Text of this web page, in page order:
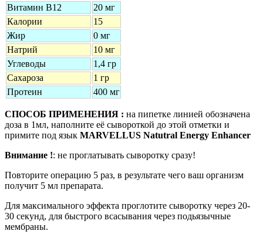
Витамин В12
20 мг
Калории
15
Жир
0 мг
Натрий
10 мг
Углеводы
1,4 гр
Сахароза
1 гр
Протеин
400 мг
СПОСОБ ПРИМЕНЕНИЯ : на пипетке линией обозначена
доза в 1мл, наполните её сывороткой до этой отметки и
примите под язык MARVELLUS Natutral Energy Enhancer
Внимание !: не проглатывать сыворотку сразу!
Повторите операцию 5 раз, в результате чего ваш организм
получит 5 мл препарата.
Для максимального эффекта проглотите сыворотку через 20-
30 секунд, для быстрого всасывания через подьязычные
мембраны.